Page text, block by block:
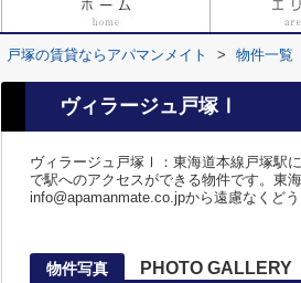
戸塚の賃貸ならアパマンメイト > 物件一覧
ヴィラージュ戸塚Ⅰ
ヴィラージュ戸塚Ⅰ：東海道本線戸塚駅
で駅へのアクセスができる物件です。東
info@apamanmate.co.jpから遠慮なくどう
物件写真 PHOTO GALLERY